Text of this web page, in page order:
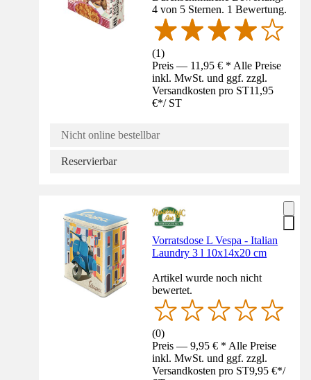
4 von 5 Sternen. 1 Bewertung.
(1)
Preis — 11,95 € * Alle Preise
inkl. MwSt. und ggf. zzgl.
Versandkosten pro ST11,95
€*/ ST
Nicht online bestellbar
Reservierbar
Vorratsdose L Vespa - Italian
Laundry 3 l 10x14x20 cm
Artikel wurde noch nicht
bewertet.
(0)
Preis — 9,95 € * Alle Preise
inkl. MwSt. und ggf. zzgl.
Versandkosten pro ST9,95 €*/